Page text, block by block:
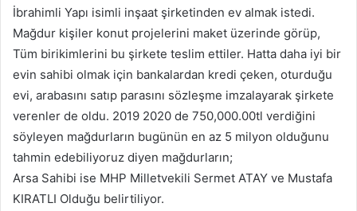
İbrahimli Yapı isimli inşaat şirketinden ev almak istedi.
Mağdur kişiler konut projelerini maket üzerinde görüp,
Tüm birikimlerini bu şirkete teslim ettiler. Hatta daha iyi bir
evin sahibi olmak için bankalardan kredi çeken, oturduğu
evi, arabasını satıp parasını sözleşme imzalayarak şirkete
verenler de oldu. 2019 2020 de 750,000.00tl verdiğini
söyleyen mağdurların bugünün en az 5 milyon olduğunu
tahmin edebiliyoruz diyen mağdurların;
Arsa Sahibi ise MHP Milletvekili Sermet ATAY ve Mustafa
KIRATLI Olduğu belirtiliyor.